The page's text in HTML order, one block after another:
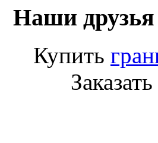
Пологи,
Лисичанск,
Переяслав-
Старобешево,
Наши друзья
Купить